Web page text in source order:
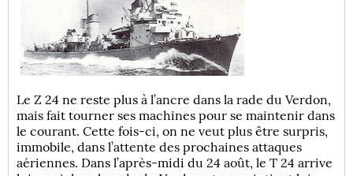
Le Z 24 ne reste plus à l’ancre dans la rade du Verdon,
mais fait tourner ses machines pour se maintenir dans
le courant. Cette fois-ci, on ne veut plus être surpris,
immobile, dans l’attente des prochaines attaques
aériennes. Dans l’après-midi du 24 août, le T 24 arrive